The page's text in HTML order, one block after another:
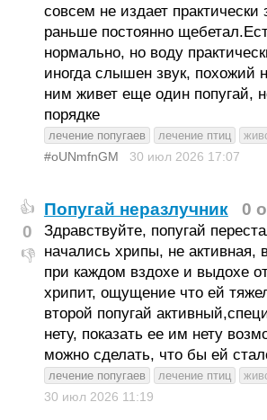
совсем не издает практически
раньше постоянно
нормально, но воду
иногда слышен звук, похожий
ним живет еще один попугай,
порядке
лечение попугаев лечение птиц
#oUNmfnGM
30 июл 2026 17:07
👍
0
👎
Попугай неразлучник 0
Здравствуйте, попугай
начались хрипы, не активная,
при каждом вздохе и выдохе
хрипит, ощущение что ей
второй попугай
нету, показать ее им нету
можно сделать, что бы ей
лечение попугаев лечение птиц
30 июл 2026 11:19